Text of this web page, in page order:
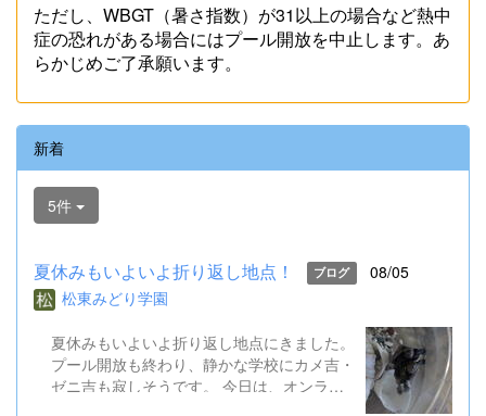
ただし、WBGT（暑さ指数）が31以上の場合など熱中
症の恐れがある場合にはプール開放を中止します。あ
らかじめご了承願います。
新着
5件
夏休みもいよいよ折り返し地点！ ブログ
08/05
松東みどり学園
夏休みもいよいよ折り返し地点にきました。
プール開放も終わり、静かな学校にカメ吉・
ゼニ吉も寂しそうです。 今日は、オンライ